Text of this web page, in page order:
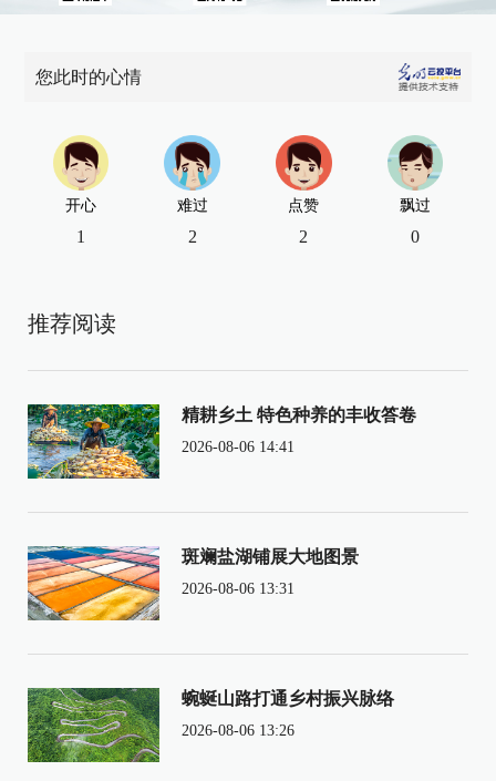
您此时的心情
开心
1
难过
2
点赞
2
飘过
0
推荐阅读
精耕乡土 特色种养的丰收答卷
2026-08-06 14:41
斑斓盐湖铺展大地图景
2026-08-06 13:31
蜿蜒山路打通乡村振兴脉络
2026-08-06 13:26